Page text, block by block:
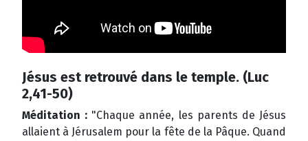
Jésus est retrouvé dans le temple. (Luc
2,41-50)
Méditation : "Chaque année, les parents de Jésus
allaient à Jérusalem pour la fête de la Pâque. Quand